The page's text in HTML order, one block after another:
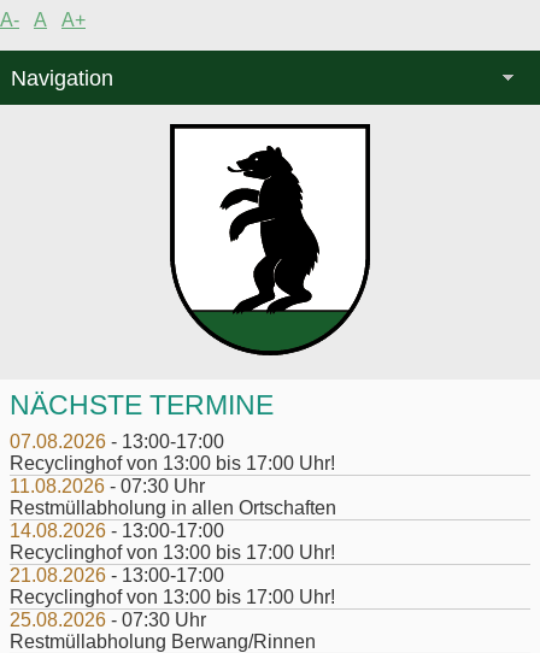
A- A A+
Navigation
NÄCHSTE TERMINE
07.08.2026 - 13:00-17:00
Recyclinghof von 13:00 bis 17:00 Uhr!
11.08.2026 - 07:30 Uhr
Restmüllabholung in allen Ortschaften
14.08.2026 - 13:00-17:00
Recyclinghof von 13:00 bis 17:00 Uhr!
21.08.2026 - 13:00-17:00
Recyclinghof von 13:00 bis 17:00 Uhr!
25.08.2026 - 07:30 Uhr
Restmüllabholung Berwang/Rinnen